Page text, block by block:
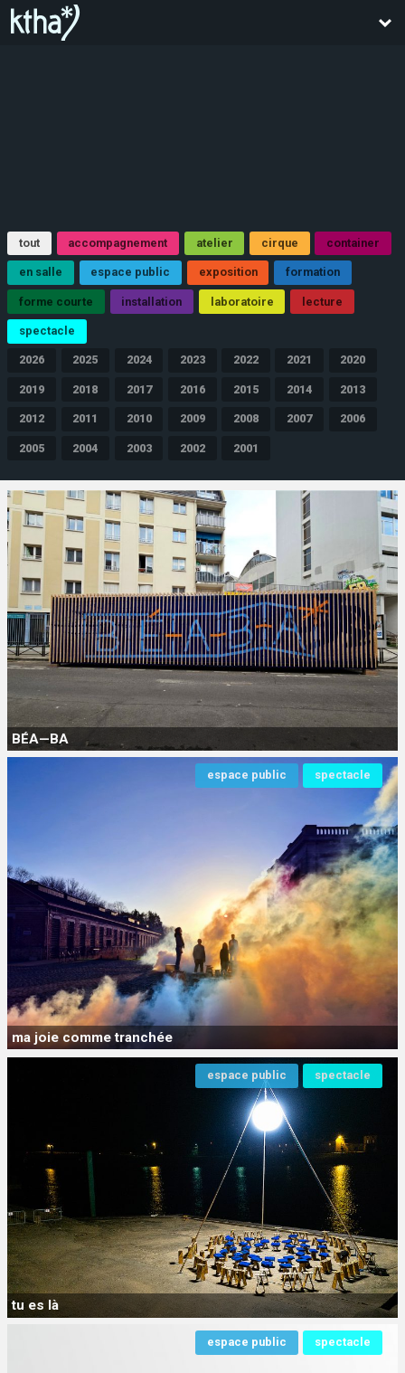
tout accompagnement atelier cirque container
en salle espace public exposition formation
forme courte installation laboratoire lecture
spectacle
2026 2025 2024 2023 2022 2021 2020
2019 2018 2017 2016 2015 2014 2013
2012 2011 2010 2009 2008 2007 2006
2005 2004 2003 2002 2001
BÉA—BA
ma joie comme tranchée
espace public spectacle
tu es là
espace public spectacle
espace public spectacle